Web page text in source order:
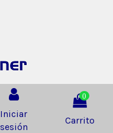
Iniciar
sesión
0
Carrito